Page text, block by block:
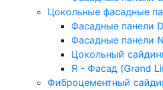
Цокольные фасадные
Фасадные панели
Фасадные панели
Цокольный
Я - Фасад (Grand
Фиброцементный